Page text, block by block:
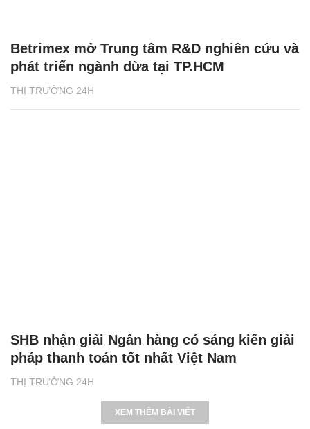
THỊ TRƯỜNG 24H
Betrimex mở Trung tâm R&D nghiên cứu và
phát triển ngành dừa tại TP.HCM
THỊ TRƯỜNG 24H
SHB nhận giải Ngân hàng có sáng kiến giải
pháp thanh toán tốt nhất Việt Nam
XEM THÊM BÀI VIẾT